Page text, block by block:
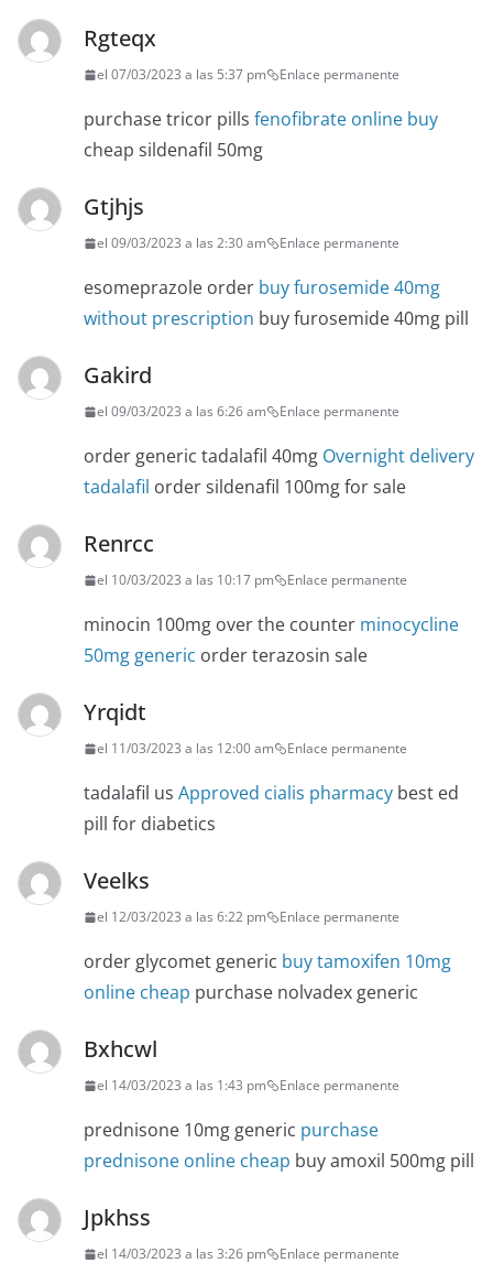
Rgteqx
el 07/03/2023 a las 5:37 pm Enlace permanente
purchase tricor pills fenofibrate online buy
cheap sildenafil 50mg
Gtjhjs
el 09/03/2023 a las 2:30 am Enlace permanente
esomeprazole order buy furosemide 40mg
without prescription buy furosemide 40mg pill
Gakird
el 09/03/2023 a las 6:26 am Enlace permanente
order generic tadalafil 40mg Overnight delivery
tadalafil order sildenafil 100mg for sale
Renrcc
el 10/03/2023 a las 10:17 pm Enlace permanente
minocin 100mg over the counter minocycline
50mg generic order terazosin sale
Yrqidt
el 11/03/2023 a las 12:00 am Enlace permanente
tadalafil us Approved cialis pharmacy best ed
pill for diabetics
Veelks
el 12/03/2023 a las 6:22 pm Enlace permanente
order glycomet generic buy tamoxifen 10mg
online cheap purchase nolvadex generic
Bxhcwl
el 14/03/2023 a las 1:43 pm Enlace permanente
prednisone 10mg generic purchase
prednisone online cheap buy amoxil 500mg pill
Jpkhss
el 14/03/2023 a las 3:26 pm Enlace permanente